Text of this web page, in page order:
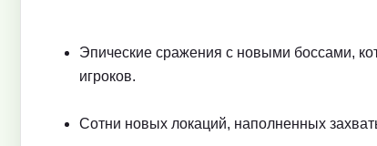
Эпические сражения с новыми боссами,
игроков.
Сотни новых локаций, наполненных